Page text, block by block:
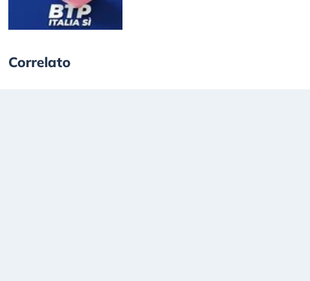
Correlato